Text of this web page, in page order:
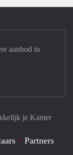
je Kamer
Partners
aanbod in